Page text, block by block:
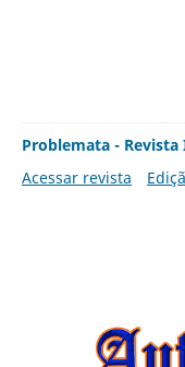
Problemata -
Acessar revista